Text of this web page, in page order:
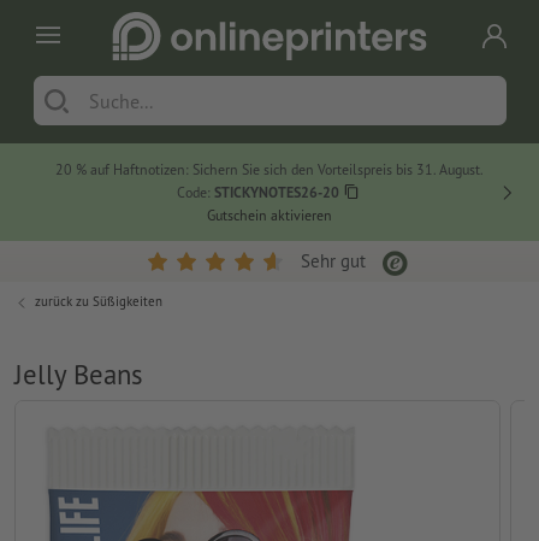
20 % auf Haftnotizen: Sichern Sie sich den Vorteilspreis bis 31. August.
Code: STICKYNOTES26-20
Gutschein aktivieren
Sehr gut
zurück zu Süßigkeiten
Jelly Beans